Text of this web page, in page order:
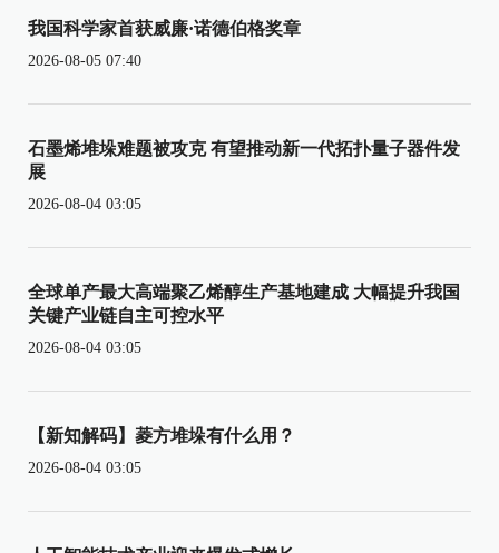
我国科学家首获威廉·诺德伯格奖章
2026-08-05 07:40
石墨烯堆垛难题被攻克 有望推动新一代拓扑量子器件发
展
2026-08-04 03:05
全球单产最大高端聚乙烯醇生产基地建成 大幅提升我国
关键产业链自主可控水平
2026-08-04 03:05
【新知解码】菱方堆垛有什么用？
2026-08-04 03:05